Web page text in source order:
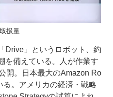
扱量
Drive」というロボット、約
を備えている。人が作業す
開。日本最大のAmazon Ro
る。アメリカの経済・戦略